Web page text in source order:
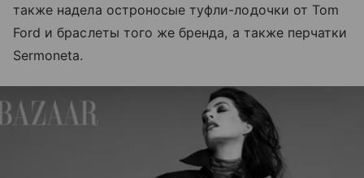
также надела остроносые туфли-лодочки от Tom
Ford и браслеты того же бренда, а также перчатки
Sermoneta.